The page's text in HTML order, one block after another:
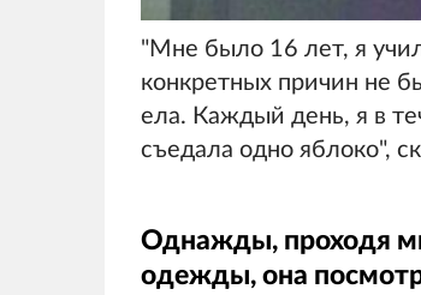
"Мне было 16 лет, я
конкретных причин не
ела. Каждый день, я в
съедала одно яблоко",
Однажды, проходя
одежды, она